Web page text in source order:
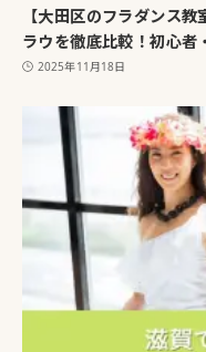
【大田区のフラダンス
ラウを徹底比較！初心者
2025年11月18日